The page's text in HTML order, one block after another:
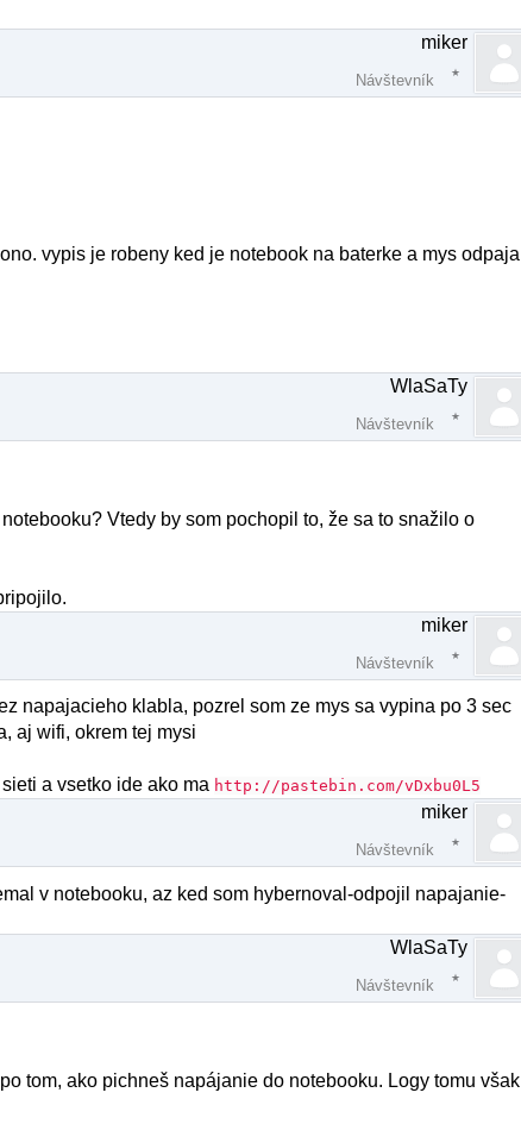
miker
Návštevník
vypis je robeny ked je notebook na baterke a mys odpaja
WlaSaTy
Návštevník
Vtedy by som pochopil to, že sa to snažilo o
miker
Návštevník
napajacieho klabla, pozrel som ze mys sa vypina po 3 sec
aj wifi, okrem tej mysi
a vsetko ide ako ma http://pastebin.com/vDxbu0L5
miker
Návštevník
v notebooku, az ked som hybernoval-odpojil napajanie-
WlaSaTy
Návštevník
tom, ako pichneš napájanie do notebooku. Logy tomu však